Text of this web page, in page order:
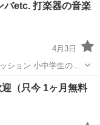
バetc. 打楽器の音楽
4月3日
ション 小中学生の習
開...
ンバ
（只今 1ヶ月無料